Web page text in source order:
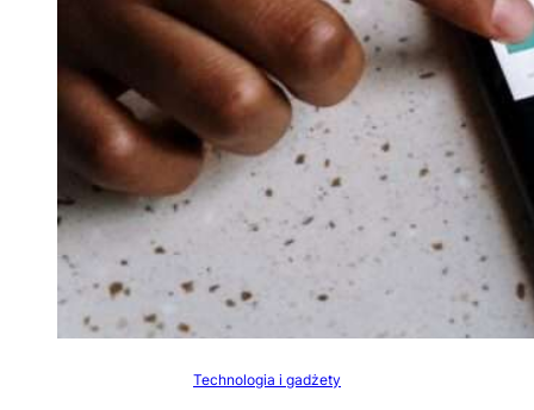
Technologia i gadżety